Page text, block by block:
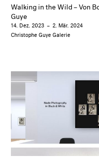
Walking in the Wild – Von
Guye
14. Dez. 2023 – 2. Mär. 2024
Christophe Guye Galerie